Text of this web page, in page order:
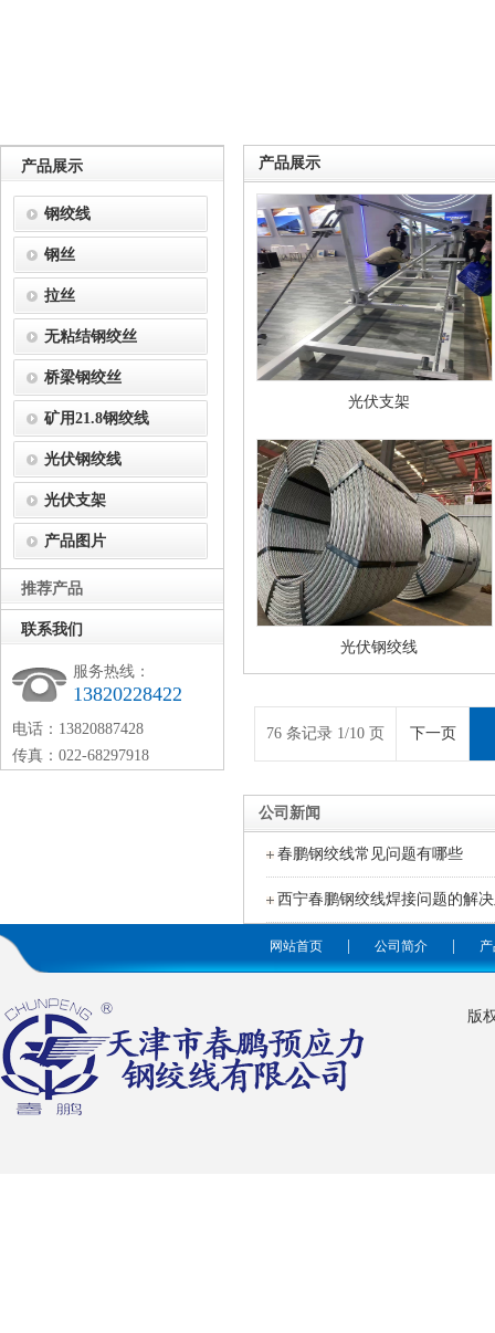
产品展示
光伏支架
光伏钢绞线
76 条记录 1/10 页 下一页
公司新闻
春鹏钢绞线常见问题有哪些
西宁春鹏钢绞线焊接问题的解
产品展示
钢绞线
钢丝
拉丝
无粘结钢绞丝
桥梁钢绞丝
矿用21.8钢绞线
光伏钢绞线
光伏支架
产品图片
推荐产品
联系我们
服务热线：
13820228422
电话：13820887428
传真：022-68297918
网站首页 公司简介
版